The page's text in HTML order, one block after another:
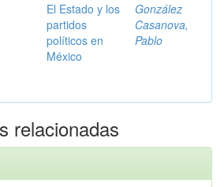
El Estado y los
partidos
políticos en
México
González
Casanova,
Pablo
relacionadas